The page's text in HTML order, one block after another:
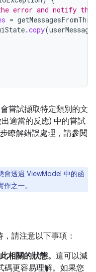
error and notify the
=
.copy(
嘗試擷取特定類別的文
適當的反應) 中的嘗試
瞭解錯誤處理，請參閱
會透過 ViewModel 中的函
之一。
請注意以下事項：
相關的狀態。 這可以減
碼更容易理解。如果您